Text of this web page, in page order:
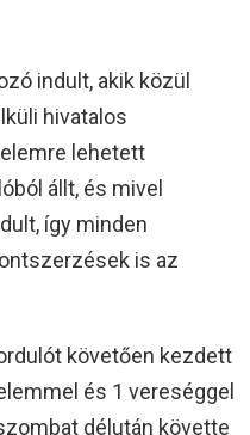
indult, akik közül
hivatalos
lehetett
állt, és mivel
így minden
is az
követően kezdett
és 1 vereséggel
délután követte